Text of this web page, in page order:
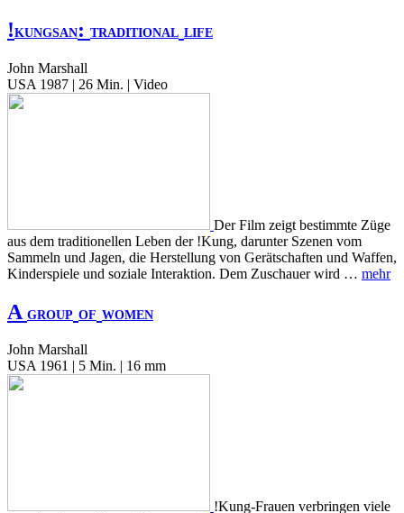
!KUNGSAN: TRADITIONAL LIFE
John Marshall
USA 1987 | 26 Min. | Video
Der Film zeigt bestimmte Züge
aus dem traditionellen Leben der !Kung, darunter Szenen vom
Sammeln und Jagen, die Herstellung von Gerätschaften und Waffen,
Kinderspiele und soziale Interaktion. Dem Zuschauer wird … mehr
A GROUP OF WOMEN
John Marshall
USA 1961 | 5 Min. | 16 mm
!Kung-Frauen verbringen viele